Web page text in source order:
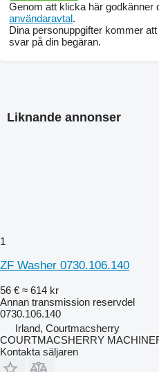
Genom att klicka här godkänner
användaravtal.
Dina personuppgifter kommer
svar på din begäran.
Liknande annonser
1
ZF Washer 0730.106.140
56 € ≈ 614 kr
Annan transmission reservdel
0730.106.140
Irland, Courtmacsherry
COURTMACSHERRY
Kontakta säljaren